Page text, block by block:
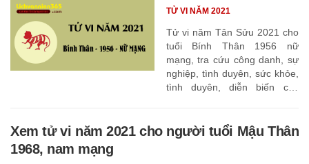
Tử vi năm Tân Sửu 2021 cho
tuổi Bính Thân 1956 nữ
mạng, tra cứu công danh, sự
nghiệp, tình duyên, sức khỏe,
tình duyên, diễn biến các
TỬ VI NĂM 2021
Xem tử vi năm 2021 cho người tuổi Mậu Thân
1968, nam mạng